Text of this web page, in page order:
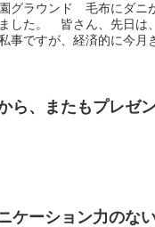
グラウンド 毛布にダニ
した。 皆さん、先日は
事ですが、経済的に今月
ら、またもプレゼ
ケーション力のな